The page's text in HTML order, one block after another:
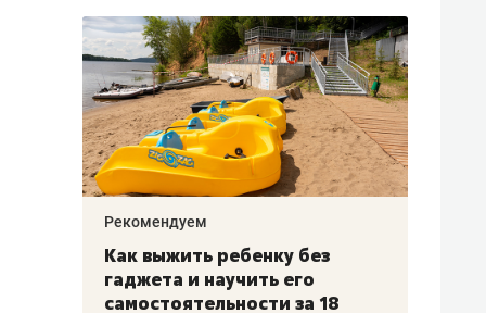
–
Рекомендуем
Как выжить ребенку без
гаджета и научить его
самостоятельности за 18